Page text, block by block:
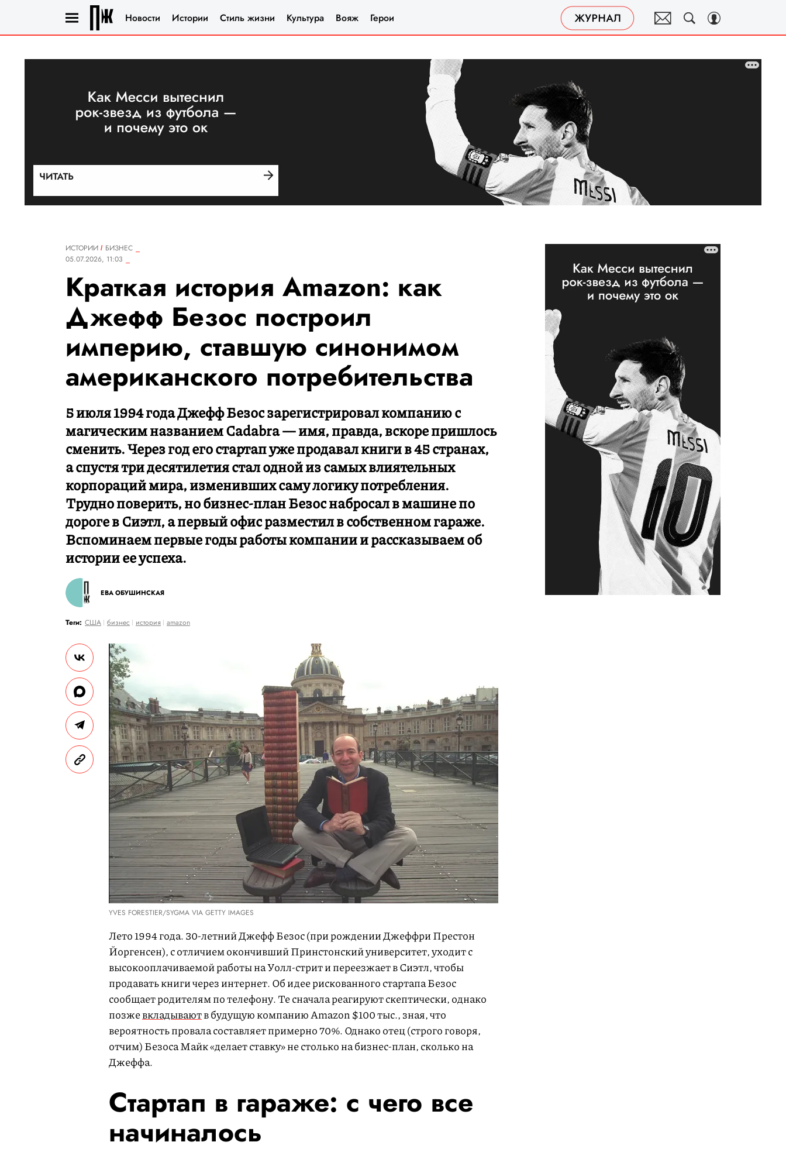
Новости Истории Стиль жизни Культура Вояж Герои
ИСТОРИИ
БИЗНЕС
05.07.2026, 11:03
Краткая история Amazon: как
Джефф Безос построил
империю, ставшую синонимом
американского потребительства
5 июля 1994 года Джефф Безос зарегистрировал компанию с
магическим названием Cadabra — имя, правда, вскоре пришлось
сменить. Через год его стартап уже продавал книги в 45 странах,
а спустя три десятилетия стал одной из самых влиятельных
корпораций мира, изменивших саму логику потребления.
Трудно поверить, но бизнес-план Безос набросал в машине по
дороге в Сиэтл, а первый офис разместил в собственном гараже.
Вспоминаем первые годы работы компании и рассказываем об
истории ее успеха.
ЕВА ОБУШИНСКАЯ
Теги: США бизнес история amazon
YVES FORESTIER/SYGMA VIA GETTY IMAGES
Лето 1994 года. 30-летний Джефф Безос (при рождении Джеффри Престон
Йоргенсен), с отличием окончивший Принстонский университет, уходит с
высокооплачиваемой работы на Уолл-стрит и переезжает в Сиэтл, чтобы
продавать книги через интернет. Об идее рискованного стартапа Безос
сообщает родителям по телефону. Те сначала реагируют скептически, однако
позжевкладываютв будущую компанию Amazon $100 тыс., зная, что
вероятность провала составляет примерно 70%. Однако отец (строго говоря,
отчим) Безоса Майк «делает ставку» не столько на бизнес-план, сколько на
Джеффа.
Стартап в гараже: с чего все
начиналось